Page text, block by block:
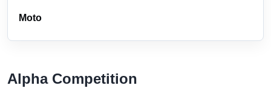
Moto
Alpha Competition